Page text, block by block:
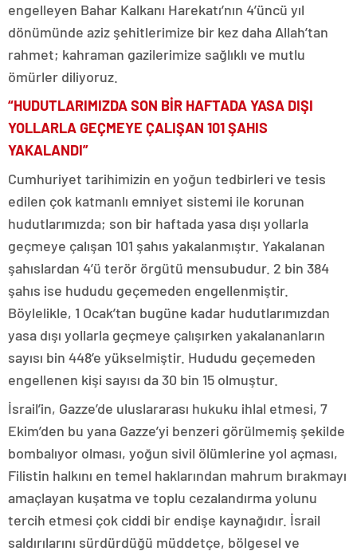
engelleyen Bahar Kalkanı Harekatı’nın 4’üncü yıl
dönümünde aziz şehitlerimize bir kez daha Allah’tan
rahmet; kahraman gazilerimize sağlıklı ve mutlu
ömürler diliyoruz.
“HUDUTLARIMIZDA SON BİR HAFTADA YASA DIŞI
YOLLARLA GEÇMEYE ÇALIŞAN 101 ŞAHIS
YAKALANDI”
Cumhuriyet tarihimizin en yoğun tedbirleri ve tesis
edilen çok katmanlı emniyet sistemi ile korunan
hudutlarımızda; son bir haftada yasa dışı yollarla
geçmeye çalışan 101 şahıs yakalanmıştır. Yakalanan
şahıslardan 4’ü terör örgütü mensubudur. 2 bin 384
şahıs ise hududu geçemeden engellenmiştir.
Böylelikle, 1 Ocak’tan bugüne kadar hudutlarımızdan
yasa dışı yollarla geçmeye çalışırken yakalananların
sayısı bin 448’e yükselmiştir. Hududu geçemeden
engellenen kişi sayısı da 30 bin 15 olmuştur.
İsrail’in, Gazze’de uluslararası hukuku ihlal etmesi, 7
Ekim’den bu yana Gazze’yi benzeri görülmemiş şekilde
bombalıyor olması, yoğun sivil ölümlerine yol açması,
Filistin halkını en temel haklarından mahrum bırakmayı
amaçlayan kuşatma ve toplu cezalandırma yolunu
tercih etmesi çok ciddi bir endişe kaynağıdır. İsrail
saldırılarını sürdürdüğü müddetçe, bölgesel ve